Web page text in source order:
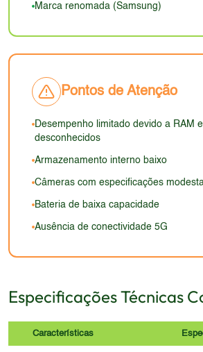
taxa de atualização,
do usuário.
utilizados. A aparência geral seria
funcional do que esteticamente
com foco na praticidade e no
Marca renomada (Samsung)
Pontos de Atenção
Desempenho limitado devido a RAM
desconhecidos
Armazenamento interno baixo
Câmeras com especificações
Bateria de baixa capacidade
Ausência de conectividade 5G
Especificações Técnicas
Características